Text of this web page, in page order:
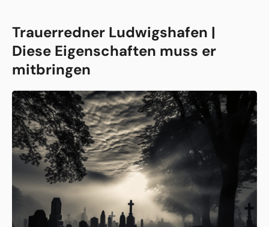
Trauerredner Ludwigshafen |
Diese Eigenschaften muss er
mitbringen